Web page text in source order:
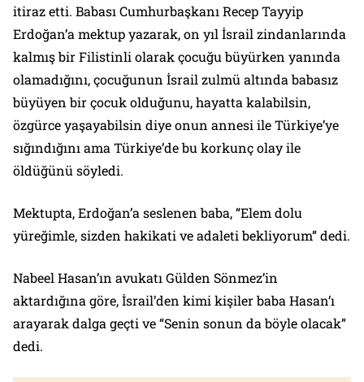
itiraz etti. Babası Cumhurbaşkanı Recep Tayyip
Erdoğan’a mektup yazarak, on yıl İsrail zindanlarında
kalmış bir Filistinli olarak çocuğu büyürken yanında
olamadığını, çocuğunun İsrail zulmü altında babasız
büyüyen bir çocuk olduğunu, hayatta kalabilsin,
özgürce yaşayabilsin diye onun annesi ile Türkiye’ye
sığındığını ama Türkiye’de bu korkunç olay ile
öldüğünü söyledi.
Mektupta, Erdoğan’a seslenen baba, “Elem dolu
yüreğimle, sizden hakikati ve adaleti bekliyorum” dedi.
Nabeel Hasan’ın avukatı Gülden Sönmez’in
aktardığına göre, İsrail’den kimi kişiler baba Hasan’ı
arayarak dalga geçti ve “Senin sonun da böyle olacak”
dedi.